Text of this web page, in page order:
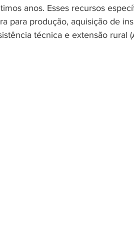
anos. Esses recursos
para produção, aquisição de
técnica e extensão rural